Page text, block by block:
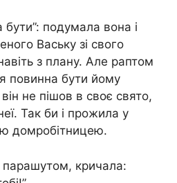
подумала вона і
Ваську зі свого
з плану. Але раптом
повинна бути йому
не пішов в своє свято,
Так би і прожила у
домробітницею.
парашутом, кричала: